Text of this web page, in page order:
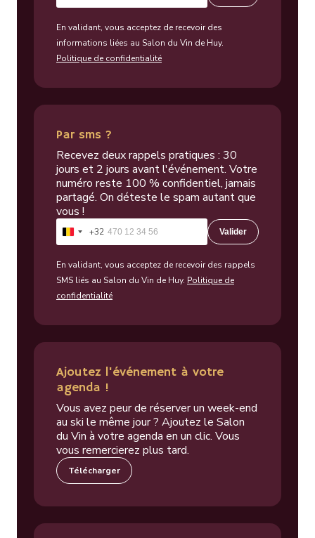
En validant, vous acceptez de recevoir des
informations liées au Salon du Vin de Huy.
Politique de confidentialité
Par sms ?
Recevez deux rappels pratiques : 30
jours et 2 jours avant l'événement. Votre
numéro reste 100 % confidentiel, jamais
partagé. On déteste le spam autant que
vous !
Belgique
+32 Valider
En validant, vous acceptez de recevoir des rappels
SMS liés au Salon du Vin de Huy. Politique de
confidentialité
Ajoutez l'événement à votre
agenda !
Vous avez peur de réserver un week-end
au ski le même jour ? Ajoutez le Salon
du Vin à votre agenda en un clic. Vous
vous remercierez plus tard.
Télécharger